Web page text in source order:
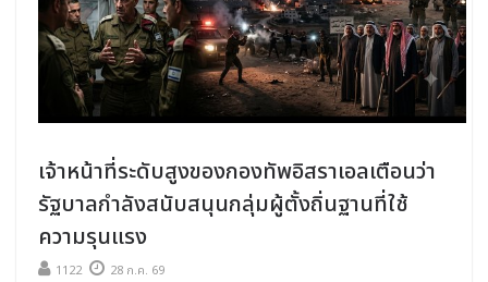
เจ้าหน้าที่ระดับสูงของกองทัพอิสราเอลเตือนว่า
รัฐบาลกำลังสนับสนุนกลุ่มผู้ตั้งถิ่นฐานที่ใช้
ความรุนแรง
1122 28 ก.ค. 69